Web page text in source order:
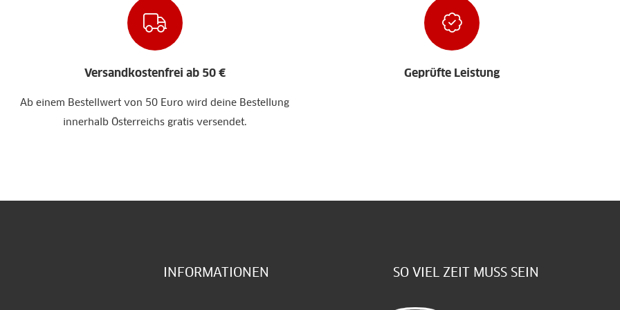
Versandkostenfrei ab 50 €
Ab einem Bestellwert von 50 Euro wird deine Bestellung
innerhalb Österreichs gratis versendet.
Geprüfte Leistung
INFORMATIONEN SO VIEL ZEIT MUSS SEIN